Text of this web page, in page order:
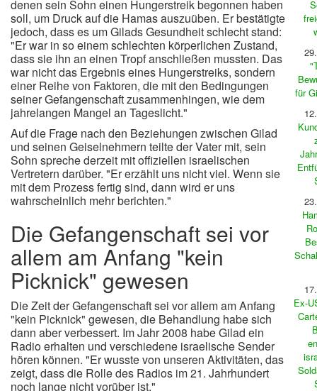
denen sein Sohn einen Hungerstreik begonnen haben
soll, um Druck auf die Hamas auszuüben. Er bestätigte
jedoch, dass es um Gilads Gesundheit schlecht stand:
"Er war in so einem schlechten körperlichen Zustand,
dass sie ihn an einen Tropf anschließen mussten. Das
war nicht das Ergebnis eines Hungerstreiks, sondern
einer Reihe von Faktoren, die mit den Bedingungen
seiner Gefangenschaft zusammenhingen, wie dem
jahrelangen Mangel an Tageslicht."
Auf die Frage nach den Beziehungen zwischen Gilad
und seinen Geiselnehmern teilte der Vater mit, sein
Sohn spreche derzeit mit offiziellen israelischen
Vertretern darüber. "Er erzählt uns nicht viel. Wenn sie
mit dem Prozess fertig sind, dann wird er uns
wahrscheinlich mehr berichten."
Die Gefangenschaft sei vor
allem am Anfang "kein
Picknick" gewesen
Die Zeit der Gefangenschaft sei vor allem am Anfang
"kein Picknick" gewesen, die Behandlung habe sich
dann aber verbessert. Im Jahr 2008 habe Gilad ein
Radio erhalten und verschiedene israelische Sender
hören können. "Er wusste von unseren Aktivitäten, das
zeigt, dass die Rolle des Radios im 21. Jahrhundert
noch lange nicht vorüber ist."
für
Ex-